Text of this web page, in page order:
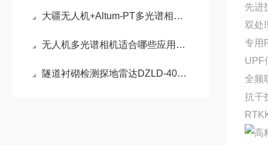
大疆无人机+Altum-PT多光谱相机整套解决方案介绍
无人机多光谱相机适合哪些应用场景？
隧道衬砌检测探地雷达DZLD-4000案例
先进
双处
专用
UPF
全频
抗干